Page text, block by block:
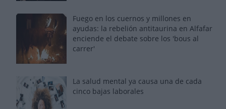
Fuego en los cuernos y millones en
ayudas: la rebelión antitaurina en Alfafar
enciende el debate sobre los 'bous al
carrer'
La salud mental ya causa una de cada
cinco bajas laborales